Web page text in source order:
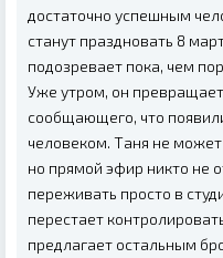
достаточно успешным
станут праздновать 8
подозревает пока, чем
Уже утром, он
сообщающего, что
человеком. Таня не
но прямой эфир никто не
переживать просто в
перестает
предлагает остальным